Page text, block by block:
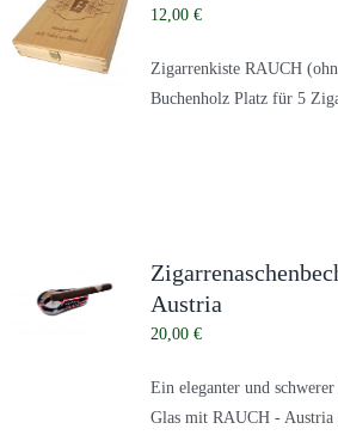
Zubehör 12,00 €
Zigarrenkiste RAUCH
Buchenholz Platz für 5
Austria
20,00 €
Ein eleganter und
Glas mit RAUCH - Austria